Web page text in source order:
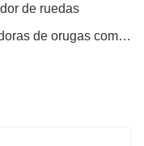
de ruedas
Siguiente entrada siguiente : Cargadoras de orugas compactas T740 con corte de carretera